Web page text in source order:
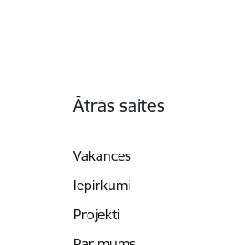
Ātrās saites
Vakances
Iepirkumi
Projekti